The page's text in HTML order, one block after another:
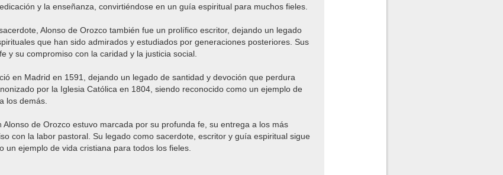
y la enseñanza, convirtiéndose en un guía espiritual para muchos fieles.
Alonso de Orozco también fue un prolífico escritor, dejando un legado
que han sido admirados y estudiados por generaciones posteriores. Sus
y su compromiso con la caridad y la justicia social.
en Madrid en 1591, dejando un legado de santidad y devoción que perdura
por la Iglesia Católica en 1804, siendo reconocido como un ejemplo de
los demás.
Alonso de Orozco estuvo marcada por su profunda fe, su entrega a los más
con la labor pastoral. Su legado como sacerdote, escritor y guía espiritual sigue
un ejemplo de vida cristiana para todos los fieles.